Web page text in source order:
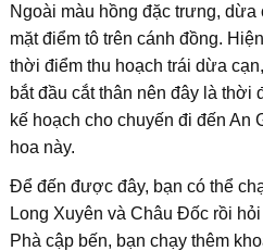
Ngoài màu hồng đặc trưng, dừa
mặt điểm tô trên cánh đồng.
thời điểm thu hoạch trái dừa
bắt đầu cắt thân nên đây là thời
kế hoạch cho chuyến đi đến An
hoa này.
Để đến được đây, bạn có thể
Long Xuyên và Châu Đốc rồi
Phà cập bến, bạn chạy thêm